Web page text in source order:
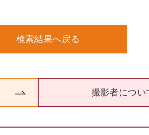
検索結果へ戻る
撮影者につい